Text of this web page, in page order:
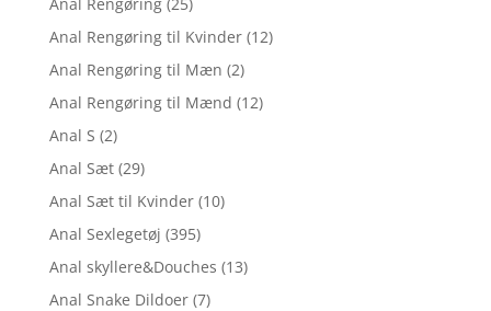
Anal Rengøring til Kvinder (12)
Anal Rengøring til Mæn (2)
Anal Rengøring til Mænd (12)
Anal S (2)
Anal Sæt (29)
Anal Sæt til Kvinder (10)
Anal Sexlegetøj (395)
Anal skyllere&Douches (13)
Anal Snake Dildoer (7)